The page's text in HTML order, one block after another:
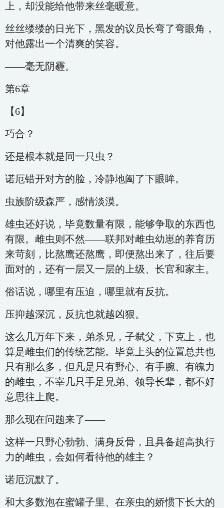
上，却没能给他带来丝毫暖意。
丝丝缕缕的日光下，黑发的议员长弯了弯眼角，
对他露出一个清爽的笑容。
——毫无阴霾。
第6章
【6】
巧合？
还是根本就是同一只虫？
诺厄错开对方的脸，冷静地阖了下眼眸。
虫族阶级森严，感情淡漠。
雄虫还好说，毕竟数量有限，能够争取的东西也
有限。雌虫则不然——联邦对雌虫幼崽的养育历
来苛刻，比熬鹰还熬鹰，即便熬出来了，往后要
面对的，还有一层又一层的上级、长官和家主。
俗话说，哪里有压迫，哪里就有反抗。
压抑越深沉，反抗也就越凶狠。
这么几万年下来，弟杀兄，子弑父，下克上，也
算是雌虫们的传统艺能。毕竟上头的位置总共也
只有那么多，但凡是只有野心、有手腕、有魄力
的雌虫，不宰几只手足兄弟、领导长辈，都不好
意思往上爬。
那么现在问题来了——
这样一只野心勃勃、满身反骨，且具备超高执行
力的雌虫，会如何看待他的雄主？
诺厄沉默了。
和大多数泡在蜜罐子里、在亲虫的娇惯下长大的